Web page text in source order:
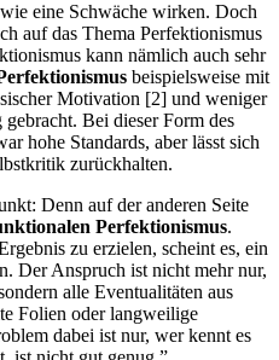
eine Schwäche wirken. Doch
auf das Thema Perfektionismus
kann nämlich auch sehr
beispielsweise mit
Motivation [2] und weniger
Bei dieser Form des
hohe Standards, aber lässt sich
zurückhalten.
Denn auf der anderen Seite
Perfektionismus.
zu erzielen, scheint es, ein
Der Anspruch ist nicht mehr nur,
alle Eventualitäten aus
Folien oder langweilige
dabei ist nur, wer kennt es